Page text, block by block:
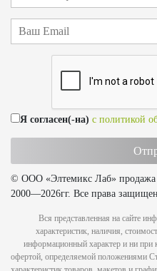
Я согласен(-на) с политикой
© ООО «Элтемикс Лаб» продажа
2000—2026гг. Все права
Вся представленная на сайте
характеристик, наличия,
информационный характер и ни при
офертой, определяемой положениями